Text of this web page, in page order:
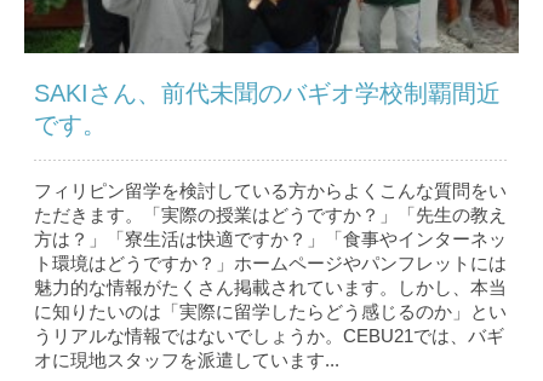
SAKIさん、前代未聞のバギオ学校制覇間近
です。
フィリピン留学を検討している方からよくこんな質問をい
ただきます。「実際の授業はどうですか？」「先生の教え
方は？」「寮生活は快適ですか？」「食事やインターネッ
ト環境はどうですか？」ホームページやパンフレットには
魅力的な情報がたくさん掲載されています。しかし、本当
に知りたいのは「実際に留学したらどう感じるのか」とい
うリアルな情報ではないでしょうか。CEBU21では、バギ
オに現地スタッフを派遣しています...